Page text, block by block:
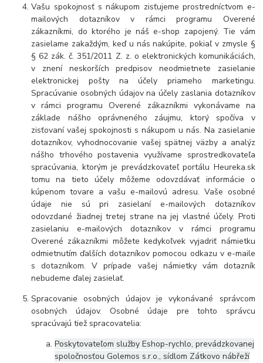
Vašu spokojnosť s nákupom zisťujeme prostredníctvom e-
mailových dotazníkov v rámci programu Overené
zákazníkmi, do ktorého je náš e-shop zapojený. Tie vám
zasielame zakaždým, keď u nás nakúpite, pokiaľ v zmysle §
§ 62 zák. č. 351/2011 Z. z. o elektronických komunikáciách,
v znení neskorších predpisov neodmietnete zasielanie
elektronickej pošty na účely priameho marketingu.
Spracúvanie osobných údajov na účely zaslania dotazníkov
v rámci programu Overené zákazníkmi vykonávame na
základe nášho oprávneného záujmu, ktorý spočíva v
zisťovaní vašej spokojnosti s nákupom u nás. Na zasielanie
dotazníkov, vyhodnocovanie vašej spätnej väzby a analýz
nášho trhového postavenia využívame sprostredkovateľa
spracúvania, ktorým je prevádzkovateľ portálu Heureka.sk
tomu na tieto účely môžeme odovzdávať informácie o
kúpenom tovare a vašu e-mailovú adresu. Vaše osobné
údaje nie sú pri zasielaní e-mailových dotazníkov
odovzdané žiadnej tretej strane na jej vlastné účely. Proti
zasielaniu e-mailových dotazníkov v rámci programu
Overené zákazníkmi môžete kedykoľvek vyjadriť námietku
odmietnutím ďalších dotazníkov pomocou odkazu v e-maile
s dotazníkom. V prípade vašej námietky vám dotazník
nebudeme ďalej zasielať.
Spracovanie osobných údajov je vykonávané správcom
osobných údajov. Osobné údaje pre tohto správcu
spracúvajú tiež spracovatelia:
Poskytovateľom služby Eshop-rychlo, prevádzkovanej
spoločnosťou Golemos s.r.o., sídlom Zátkovo nábřeží